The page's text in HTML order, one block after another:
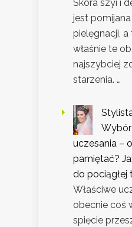
Skóra szyi i
jest
pielęgnacji,
właśnie te
najszybciej
starzenia. …
uczesania –
pamiętać?
do pociągłej
Właściwe
obecnie coś
spięcie